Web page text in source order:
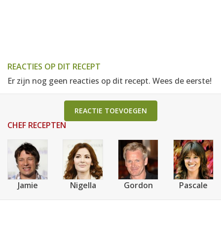
REACTIES OP DIT RECEPT
Er zijn nog geen reacties op dit recept. Wees de eerste!
REACTIE TOEVOEGEN
CHEF RECEPTEN
Jamie Nigella Gordon Pascale